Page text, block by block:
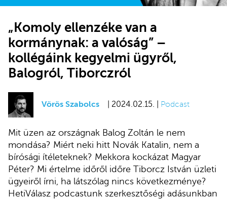
„Komoly ellenzéke van a
kormánynak: a valóság” –
kollégáink kegyelmi ügyről,
Balogról, Tiborczról
Vörös Szabolcs | 2024.02.15. | Podcast
Mit üzen az országnak Balog Zoltán le nem
mondása? Miért neki hitt Novák Katalin, nem a
bírósági ítéleteknek? Mekkora kockázat Magyar
Péter? Mi értelme időről időre Tiborcz István üzleti
ügyeiről írni, ha látszólag nincs következménye?
HetiVálasz podcastunk szerkesztőségi adásunkban